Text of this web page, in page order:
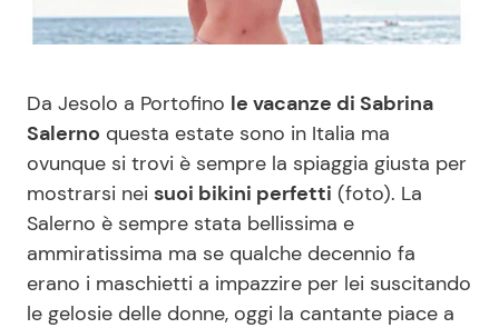
Benessere
Casa
Moda e Style
Mondo Mamma
News benessere
Cucina e Ricette
Consigli di Cucina
Dolci
Le Ricette in TV
Primi Piatti
Da Jesolo a Portofino le vacanze di Sabrina
Salerno questa estate sono in Italia ma
ovunque si trovi è sempre la spiaggia giusta per
mostrarsi nei suoi bikini perfetti (foto). La
Salerno è sempre stata bellissima e
ammiratissima ma se qualche decennio fa
erano i maschietti a impazzire per lei suscitando
le gelosie delle donne, oggi la cantante piace a